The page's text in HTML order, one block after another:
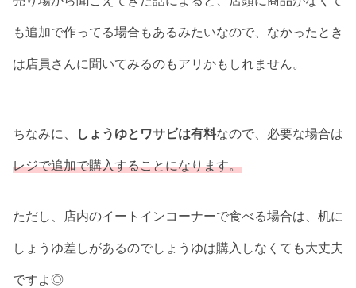
も追加で作ってる場合もあるみたいなので、なかったとき
は店員さんに聞いてみるのもアリかもしれません。
ちなみに、 しょうゆとワサビは有料なので、必要な場合は
レジで追加で購入することになります。
ただし、店内のイートインコーナーで食べる場合は、机に
しょうゆ差しがあるのでしょうゆは購入しなくても大丈夫
ですよ◎